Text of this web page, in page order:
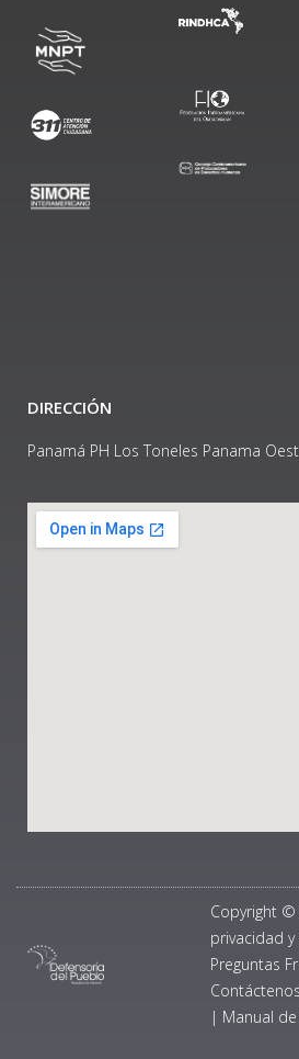
DIRECCIÓN
Panamá PH Los Toneles Panama
Copyright ©
privacidad
Preguntas
Contáctenos
| Manual de